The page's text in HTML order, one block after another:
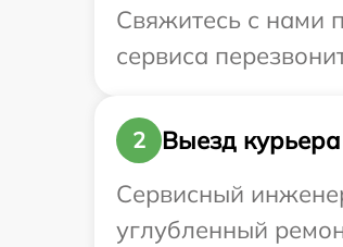
Свяжитесь с нами
сервиса
2
Выезд
Сервисный
углубленный